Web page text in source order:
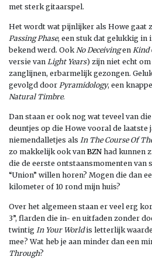
met sterk gitaarspel.
Het wordt wat pijnlijker als Howe gaat
Passing Phase, een stuk dat gelukkig
bekend werd. Ook No Deceivingen Kind
versie van Light Years) zijn niet echt om
zanglijnen, erbarmelijk gezongen.
gevolgd door Pyramidology, een
Natural Timbre.
Dan staan er ook nog wat teveel van
deuntjes op die Howe vooral de
niemendalletjes als In The Course Of
zo makkelijk ook van BZN had kunnen
die de eerste ontstaansmomenten van
“Union” willen horen? Mogen die dan
kilometer of 10 rond mijn huis?
Over het algemeen staan er veel erg
3”, flarden die in- en uitfaden zonder
twintig In Your Worldis letterlijk
mee? Wat heb je aan minder dan een
Through?